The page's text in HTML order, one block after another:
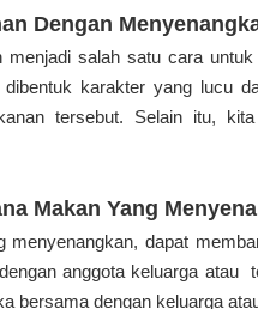
Dengan
menjadi salah satu cara
dibentuk karakter yang lucu
tersebut. Selain itu,
Makan Yang
menyenangkan, dapat
anggota keluarga atau
bersama dengan keluarga